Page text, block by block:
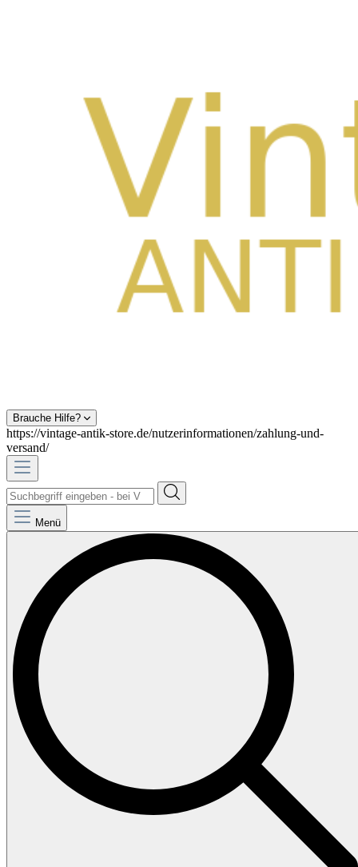
Brauche Hilfe?
https://vintage-antik-store.de/nutzerinformationen/zahlung-und-
versand/
Menü